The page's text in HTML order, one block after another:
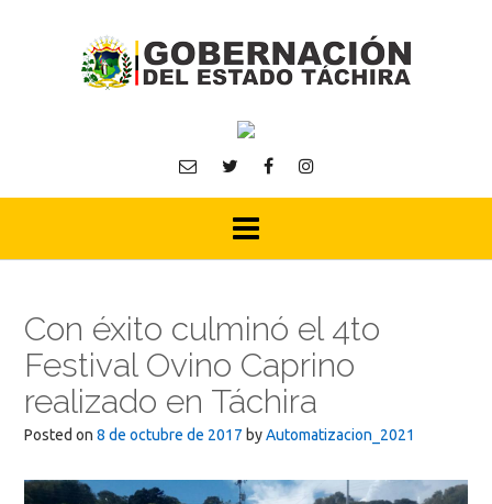
Con éxito culminó el 4to
Festival Ovino Caprino
realizado en Táchira
Posted on 8 de octubre de 2017 byAutomatizacion_2021